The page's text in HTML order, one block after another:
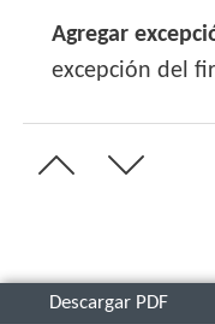
Agregar
excepción del
Descargar PDF